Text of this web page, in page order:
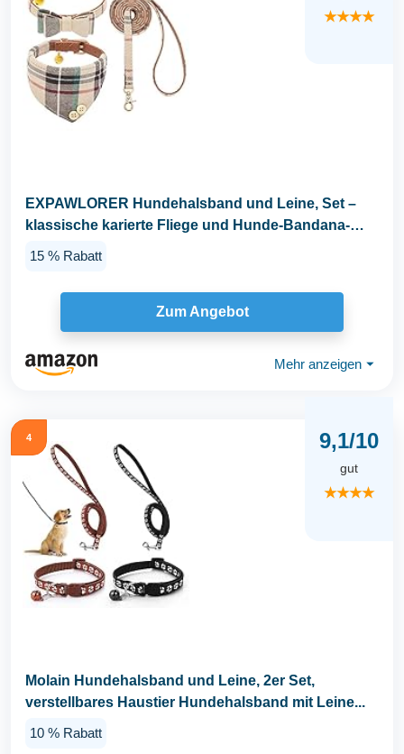
★★★★
EXPAWLORER Hundehalsband und Leine, Set –
klassische karierte Fliege und Hunde-Bandana-
15 % Rabatt
Zum Angebot
Mehr anzeigen ⏷
4 9,1/10
gut
★★★★
Molain Hundehalsband und Leine, 2er Set,
verstellbares Haustier Hundehalsband mit Leine...
10 % Rabatt